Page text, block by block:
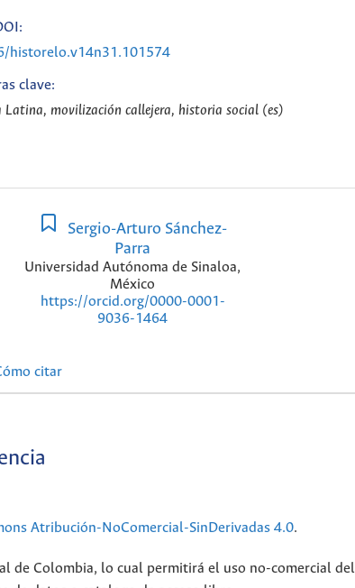
historelo.v14n31.101574
clave:
Latina, movilización callejera, historia social (es)
Sergio-Arturo Sánchez-
Parra
Universidad Autónoma de Sinaloa,
México
https://orcid.org/0000-0001-
9036-1464
citar
Atribución-NoComercial-SinDerivadas 4.0.
de Colombia, lo cual permitirá el uso no-comercial del